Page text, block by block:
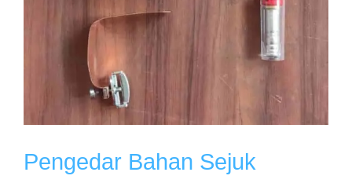
Pengedar Bahan Sejuk